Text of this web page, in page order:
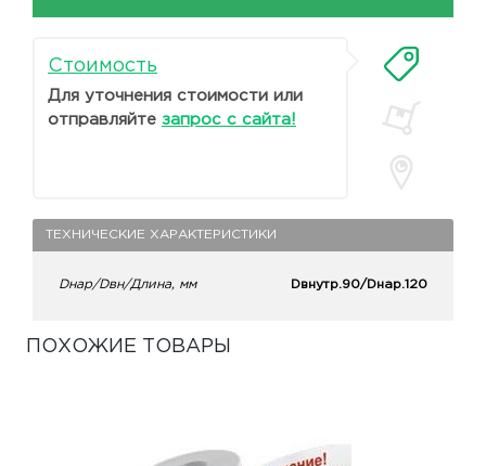
Стоимость
Для уточнения стоимости или
отправляйте запрос с сайта!
ТЕХНИЧЕСКИЕ ХАРАКТЕРИСТИКИ
Dнар/Dвн/Длина, мм Dвнутр.90/Dнар.120
ПОХОЖИЕ ТОВАРЫ